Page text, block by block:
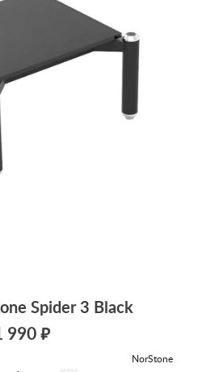
Spider 3 Black
990 ₽
NorStone